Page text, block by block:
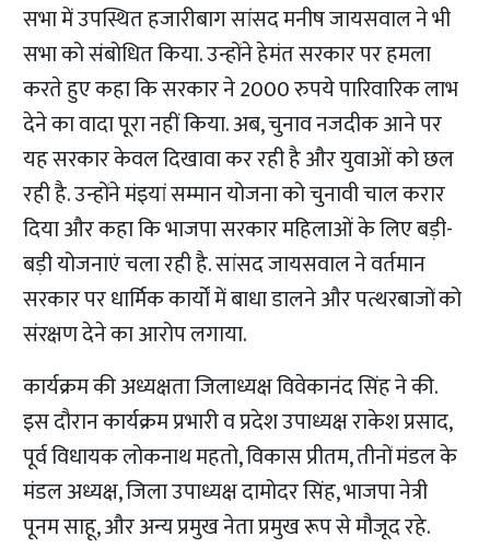
सभा में उपस्थित हजारीबाग सांसद मनीष जायसवाल ने भी
सभा को संबोधित किया. उन्होंने हेमंत सरकार पर हमला
करते हुए कहा कि सरकार ने 2000 रुपये पारिवारिक लाभ
देने का वादा पूरा नहीं किया. अब, चुनाव नजदीक आने पर
यह सरकार केवल दिखावा कर रही है और युवाओं को छल
रही है. उन्होंने मंइयां सम्मान योजना को चुनावी चाल करार
दिया और कहा कि भाजपा सरकार महिलाओं के लिए बड़ी-
बड़ी योजनाएं चला रही है. सांसद जायसवाल ने वर्तमान
सरकार पर धार्मिक कार्यों में बाधा डालने और पत्थरबाजों को
संरक्षण देने का आरोप लगाया.
कार्यक्रम की अध्यक्षता जिलाध्यक्ष विवेकानंद सिंह ने की.
इस दौरान कार्यक्रम प्रभारी व प्रदेश उपाध्यक्ष राकेश प्रसाद,
पूर्व विधायक लोकनाथ महतो, विकास प्रीतम, तीनों मंडल के
मंडल अध्यक्ष, जिला उपाध्यक्ष दामोदर सिंह, भाजपा नेत्री
पूनम साहू, और अन्य प्रमुख नेता प्रमुख रूप से मौजूद रहे.